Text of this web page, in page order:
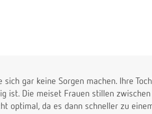
gar keine Sorgen machen. Ihre
ist. Die meiset Frauen stillen
optimal, da es dann schneller zu